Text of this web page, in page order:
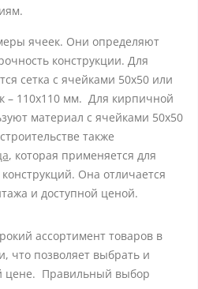
ячеек. Они определяют
конструкции. Для
сетка с ячейками 50х50 или
– 110х110 мм. Для кирпичной
материал с ячейками 50х50
также
, которая применяется для
Она отличается
и доступной ценой.
ассортимент товаров в
что позволяет выбрать и
цене. Правильный выбор